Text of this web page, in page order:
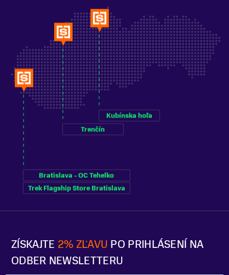
ZÍSKAJTE 2% ZĽAVU PO PRIHLÁSENÍ NA
ODBER NEWSLETTERU
Bratislava - OC Tehelko
Trek Flagship Store Bratislava
Trenčín
Kubínska hoľa